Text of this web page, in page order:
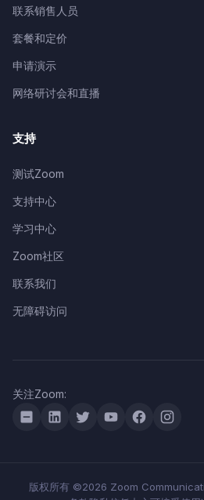
联系销售人员
套餐和定价
申请演示
网络研讨会和直播
支持
测试Zoom
支持中心
学习中心
Zoom社区
联系我们
无障碍访问
关注Zoom:
版权所有 ©2026 Zoom